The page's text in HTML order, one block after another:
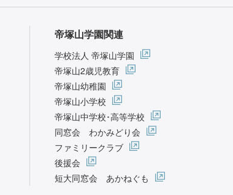
帝塚山学園関連
学校法人 帝塚山学園
帝塚山2歳児教育
帝塚山幼稚園
帝塚山小学校
帝塚山中学校･高等学校
同窓会 わかみどり会
ファミリークラブ
後援会
短大同窓会 あかねぐも